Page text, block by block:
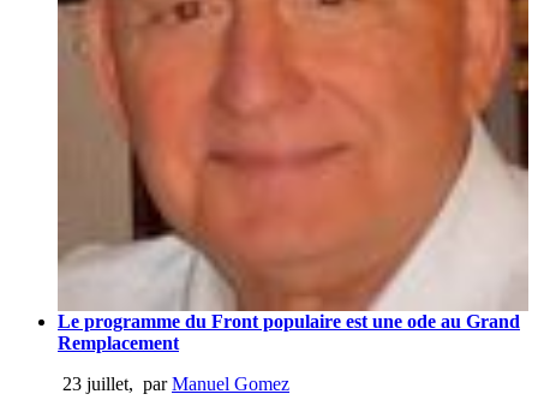
Le programme du Front populaire est une ode au Grand
Remplacement
23 juillet, parManuel Gomez